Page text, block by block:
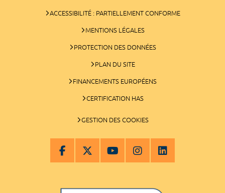
ACCESSIBILITÉ : PARTIELLEMENT CONFORME
MENTIONS LÉGALES
PROTECTION DES DONNÉES
PLAN DU SITE
FINANCEMENTS EUROPÉENS
CERTIFICATION HAS
GESTION DES COOKIES